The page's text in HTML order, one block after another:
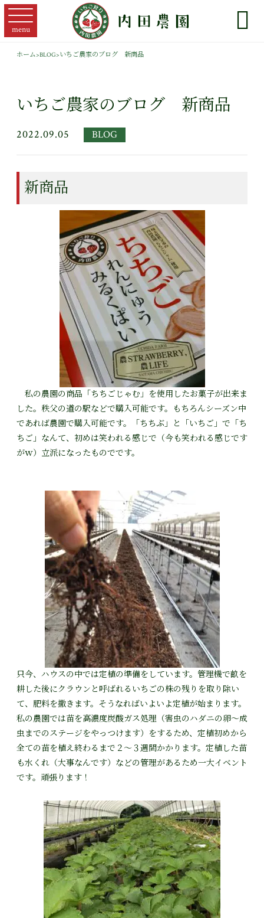
menu 
ホーム>BLOG>いちご農家のブログ 新商品
いちご農家のブログ 新商品
2022.09.05 BLOG
新商品
私の農園の商品「ちちごじゃむ」を使用したお菓子が出来ま
した。秩父の道の駅などで購入可能です。もちろんシーズン中
であれば農園で購入可能です。「ちちぶ」と「いちご」で「ち
ちご」なんて、初めは笑われる感じで（今も笑われる感じです
がｗ）立派になったものでです。
只今、ハウスの中では定植の準備をしています。管理機で畝を
耕した後にクラウンと呼ばれるいちごの株の残りを取り除い
て、肥料を撒きます。そうなればいよいよ定植が始まります。
私の農園では苗を高濃度炭酸ガス処理（害虫のハダニの卵～成
虫までのステージをやっつけます）をするため、定植初めから
全ての苗を植え終わるまで２～３週間かかります。定植した苗
も水くれ（大事なんです）などの管理があるため一大イベント
です。頑張ります！